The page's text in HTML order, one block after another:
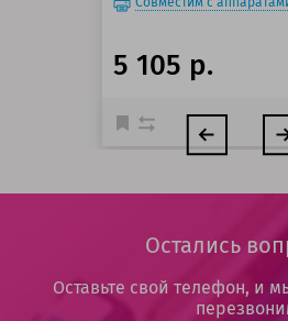
5 105 р.
Остались
Оставьте свой телефон, и